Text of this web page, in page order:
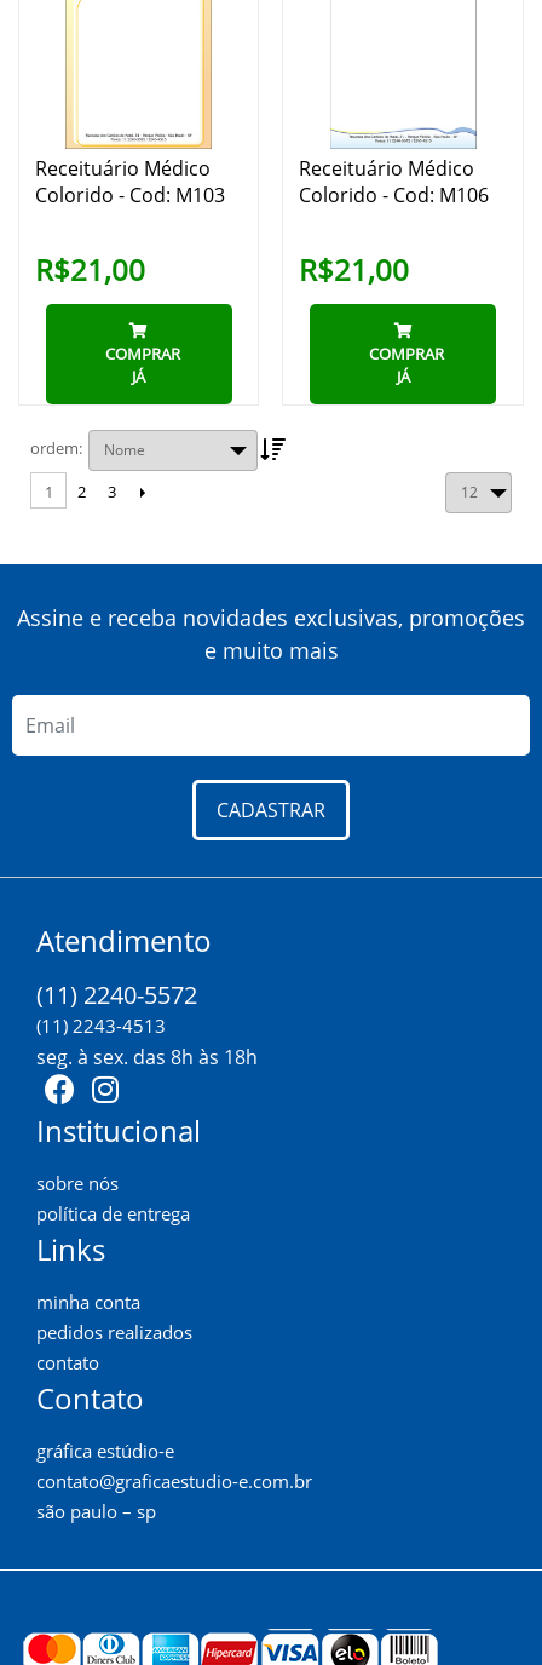
Receituário Médico
Colorido - Cod: M103
R$21,00
COMPRAR
JÁ
Receituário Médico
Colorido - Cod: M106
R$21,00
COMPRAR
JÁ
ordem
1
2 3
Assine e receba novidades exclusivas, promoções
e muito mais
CADASTRAR
Atendimento
(11) 2240-5572
(11) 2243-4513
seg. à sex. das 8h às 18h
Institucional
sobre nós
política de entrega
Links
minha conta
pedidos realizados
contato
Contato
gráfica estúdio-e
contato@graficaestudio-e.com.br
são paulo – sp